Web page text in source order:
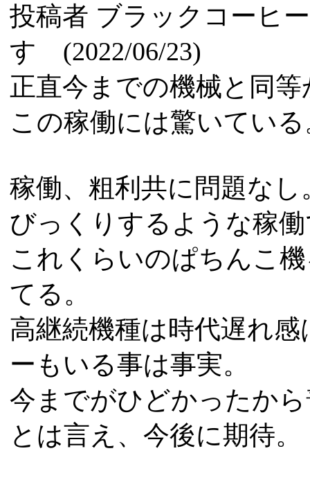
投稿者 ブラックコーヒ
す (2022/06/23)
正直今までの機械と同
この稼働には驚いてい
稼働、粗利共に問題なし
びっくりするような稼
これくらいのぱちんこ
てる。
高継続機種は時代遅れ
ーもいる事は事実。
今までがひどかったか
とは言え、今後に期待。